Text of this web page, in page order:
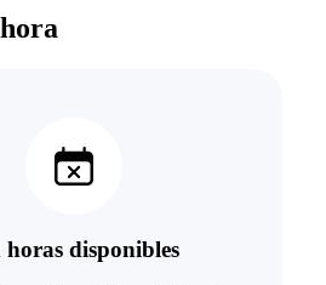
horas disponibles